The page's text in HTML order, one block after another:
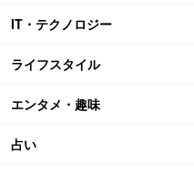
IT・テクノロジー
ライフスタイル
エンタメ・趣味
占い